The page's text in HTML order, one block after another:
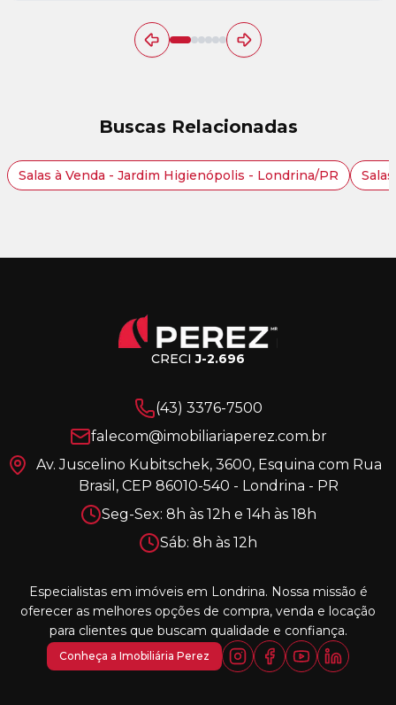
Buscas Relacionadas
Salas à Venda - Jardim Higienópolis - Londrina/PR
CRECIJ-2.696
(43) 3376-7500
falecom@imobiliariaperez.com.br
Av. Juscelino Kubitschek, 3600, Esquina com Rua
Brasil, CEP 86010-540 - Londrina - PR
Seg-Sex: 8h às 12h e 14h às 18h
Sáb: 8h às 12h
Especialistas em imóveis em Londrina. Nossa missão é
oferecer as melhores opções de compra, venda e locação
para clientes que buscam qualidade e confiança.
Conheça a Imobiliária Perez